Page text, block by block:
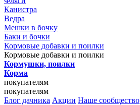
Канистра
Ведра
Мешки в бочку
Баки и бочки
Кормовые добавки и поилки
Кормовые добавки и поилки
Кормушки, поилки
Корма
покупателям
покупателям
Блог дачника Акции Наше сообщество